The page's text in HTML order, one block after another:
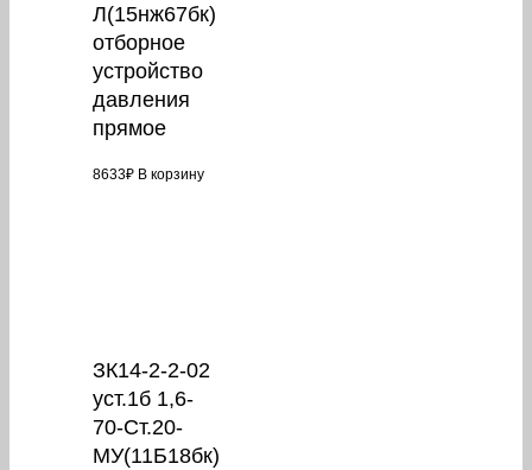
Л(15нж67бк)
отборное
устройство
давления
прямое
8633₽ В корзину
ЗК14-2-2-02
уст.1б 1,6-
70-Ст.20-
МУ(11Б18бк)